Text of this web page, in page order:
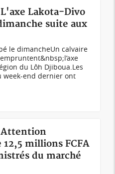
Lakota-Divo
suite aux
le dimancheUn calvaire
du Lôh Djiboua.Les
week-end dernier ont
millions FCFA
du marché